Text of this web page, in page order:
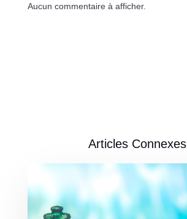
Aucun commentaire à afficher.
Articles Connexes